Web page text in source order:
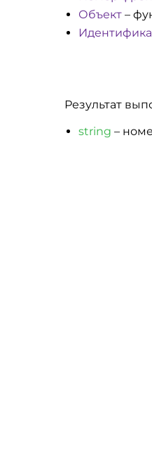
Объект –
Результат
string –